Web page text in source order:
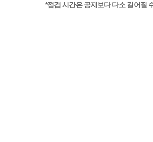
*점검 시간은 공지보다 다소 길어질